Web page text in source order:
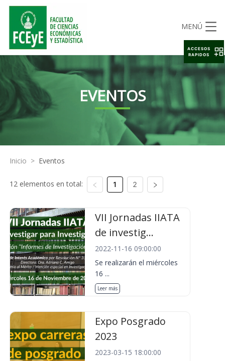
MENÚ
EVENTOS
Inicio > Eventos
12 elementos en total: 1 2
VII Jornadas IIATA
de investig...
2022-11-16 09:00:00
Se realizarán el miércoles
16 ...
Leer más
Expo Posgrado
2023
2023-03-15 18:00:00
ACCESOS
RAPIDOS